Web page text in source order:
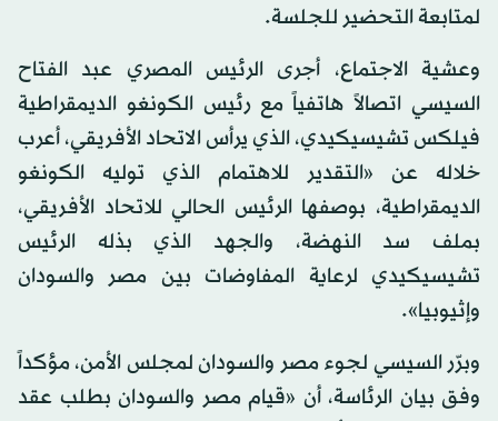
لمتابعة التحضير للجلسة.
وعشية الاجتماع، أجرى الرئيس المصري عبد الفتاح
السيسي اتصالاً هاتفياً مع رئيس الكونغو الديمقراطية
فيلكس تشيسيكيدي، الذي يرأس الاتحاد الأفريقي، أعرب
خلاله عن «التقدير للاهتمام الذي توليه الكونغو
الديمقراطية، بوصفها الرئيس الحالي للاتحاد الأفريقي،
بملف سد النهضة، والجهد الذي بذله الرئيس
تشيسيكيدي لرعاية المفاوضات بين مصر والسودان
وإثيوبيا».
وبرّر السيسي لجوء مصر والسودان لمجلس الأمن، مؤكداً
وفق بيان الرئاسة، أن «قيام مصر والسودان بطلب عقد